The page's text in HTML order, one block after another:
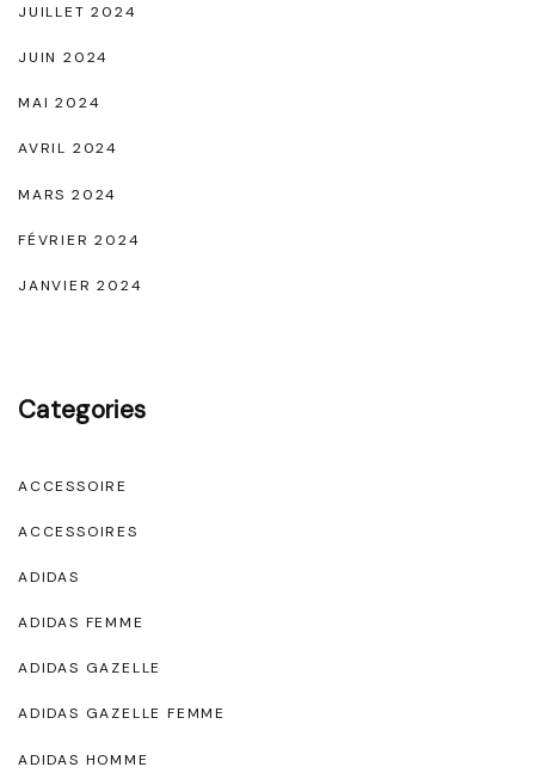
JUILLET 2024
JUIN 2024
MAI 2024
AVRIL 2024
MARS 2024
FÉVRIER 2024
JANVIER 2024
Categories
ACCESSOIRE
ACCESSOIRES
ADIDAS
ADIDAS FEMME
ADIDAS GAZELLE
ADIDAS GAZELLE FEMME
ADIDAS HOMME